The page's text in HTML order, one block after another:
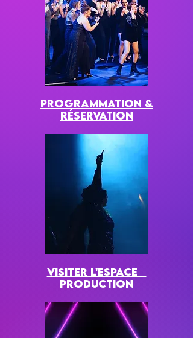
Programmation &
réservation
visiter l'espace
production